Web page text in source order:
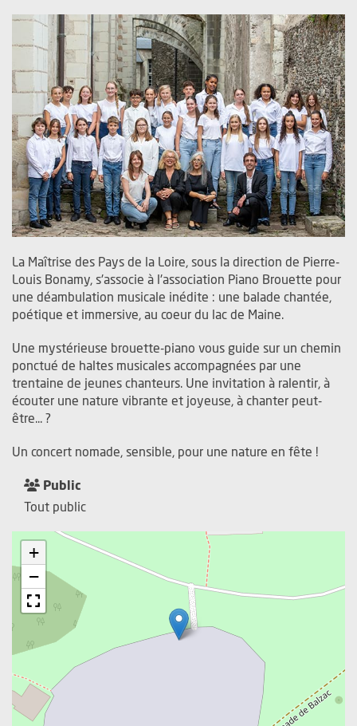
La Maîtrise des Pays de la Loire, sous la direction de Pierre-
Louis Bonamy, s'associe à l'association Piano Brouette pour
une déambulation musicale inédite : une balade chantée,
poétique et immersive, au coeur du lac de Maine.
Une mystérieuse brouette-piano vous guide sur un chemin
ponctué de haltes musicales accompagnées par une
trentaine de jeunes chanteurs. Une invitation à ralentir, à
écouter une nature vibrante et joyeuse, à chanter peut-
être... ?
Un concert nomade, sensible, pour une nature en fête !
Public
Tout public
+
−